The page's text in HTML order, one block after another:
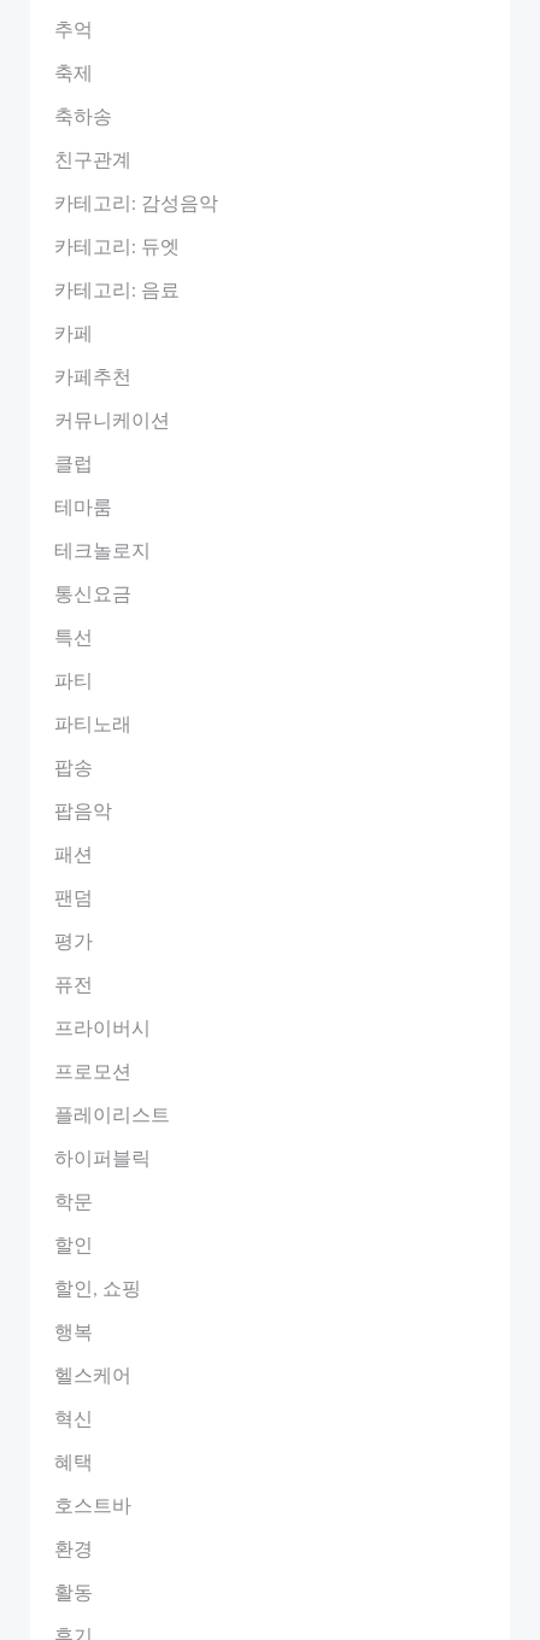
추억
축제
축하송
친구관계
카테고리: 감성음악
카테고리: 듀엣
카테고리: 음료
카페
카페추천
커뮤니케이션
클럽
테마룸
테크놀로지
통신요금
특선
파티
파티노래
팝송
팝음악
패션
팬덤
평가
퓨전
프라이버시
프로모션
플레이리스트
하이퍼블릭
학문
할인
할인, 쇼핑
행복
헬스케어
혁신
혜택
호스트바
환경
활동
후기